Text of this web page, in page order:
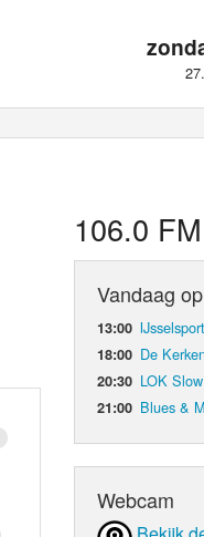
106.0 FM
Vandaag
13:00 IJsselsport
18:00 De
20:30 LOK Slow
21:00 Blues &
Webcam